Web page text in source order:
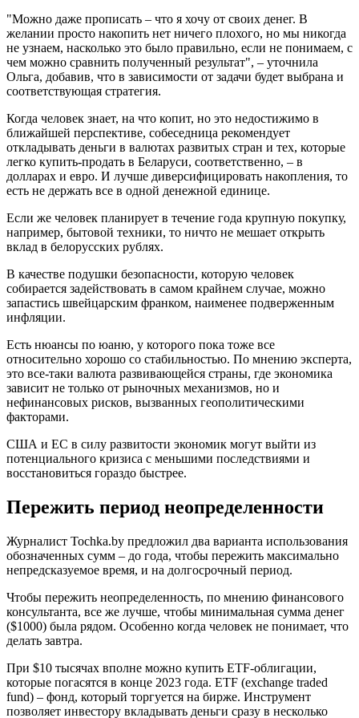
"Можно даже прописать – что я хочу от своих денег. В
желании просто накопить нет ничего плохого, но мы никогда
не узнаем, насколько это было правильно, если не понимаем, с
чем можно сравнить полученный результат", – уточнила
Ольга, добавив, что в зависимости от задачи будет выбрана и
соответствующая стратегия.
Когда человек знает, на что копит, но это недостижимо в
ближайшей перспективе, собеседница рекомендует
откладывать деньги в валютах развитых стран и тех, которые
легко купить-продать в Беларуси, соответственно, – в
долларах и евро. И лучше диверсифицировать накопления, то
есть не держать все в одной денежной единице.
Если же человек планирует в течение года крупную покупку,
например, бытовой техники, то ничто не мешает открыть
вклад в белорусских рублях.
В качестве подушки безопасности, которую человек
собирается задействовать в самом крайнем случае, можно
запастись швейцарским франком, наименее подверженным
инфляции.
Есть нюансы по юаню, у которого пока тоже все
относительно хорошо со стабильностью. По мнению эксперта,
это все-таки валюта развивающейся страны, где экономика
зависит не только от рыночных механизмов, но и
нефинансовых рисков, вызванных геополитическими
факторами.
США и ЕС в силу развитости экономик могут выйти из
потенциального кризиса с меньшими последствиями и
восстановиться гораздо быстрее.
Пережить период неопределенности
Журналист Tochka.by предложил два варианта использования
обозначенных сумм – до года, чтобы пережить максимально
непредсказуемое время, и на долгосрочный период.
Чтобы пережить неопределенность, по мнению финансового
консультанта, все же лучше, чтобы минимальная сумма денег
($1000) была рядом. Особенно когда человек не понимает, что
делать завтра.
При $10 тысячах вполне можно купить ETF-облигации,
которые погасятся в конце 2023 года. ETF (exchange traded
fund) – фонд, который торгуется на бирже. Инструмент
позволяет инвестору вкладывать деньги сразу в несколько